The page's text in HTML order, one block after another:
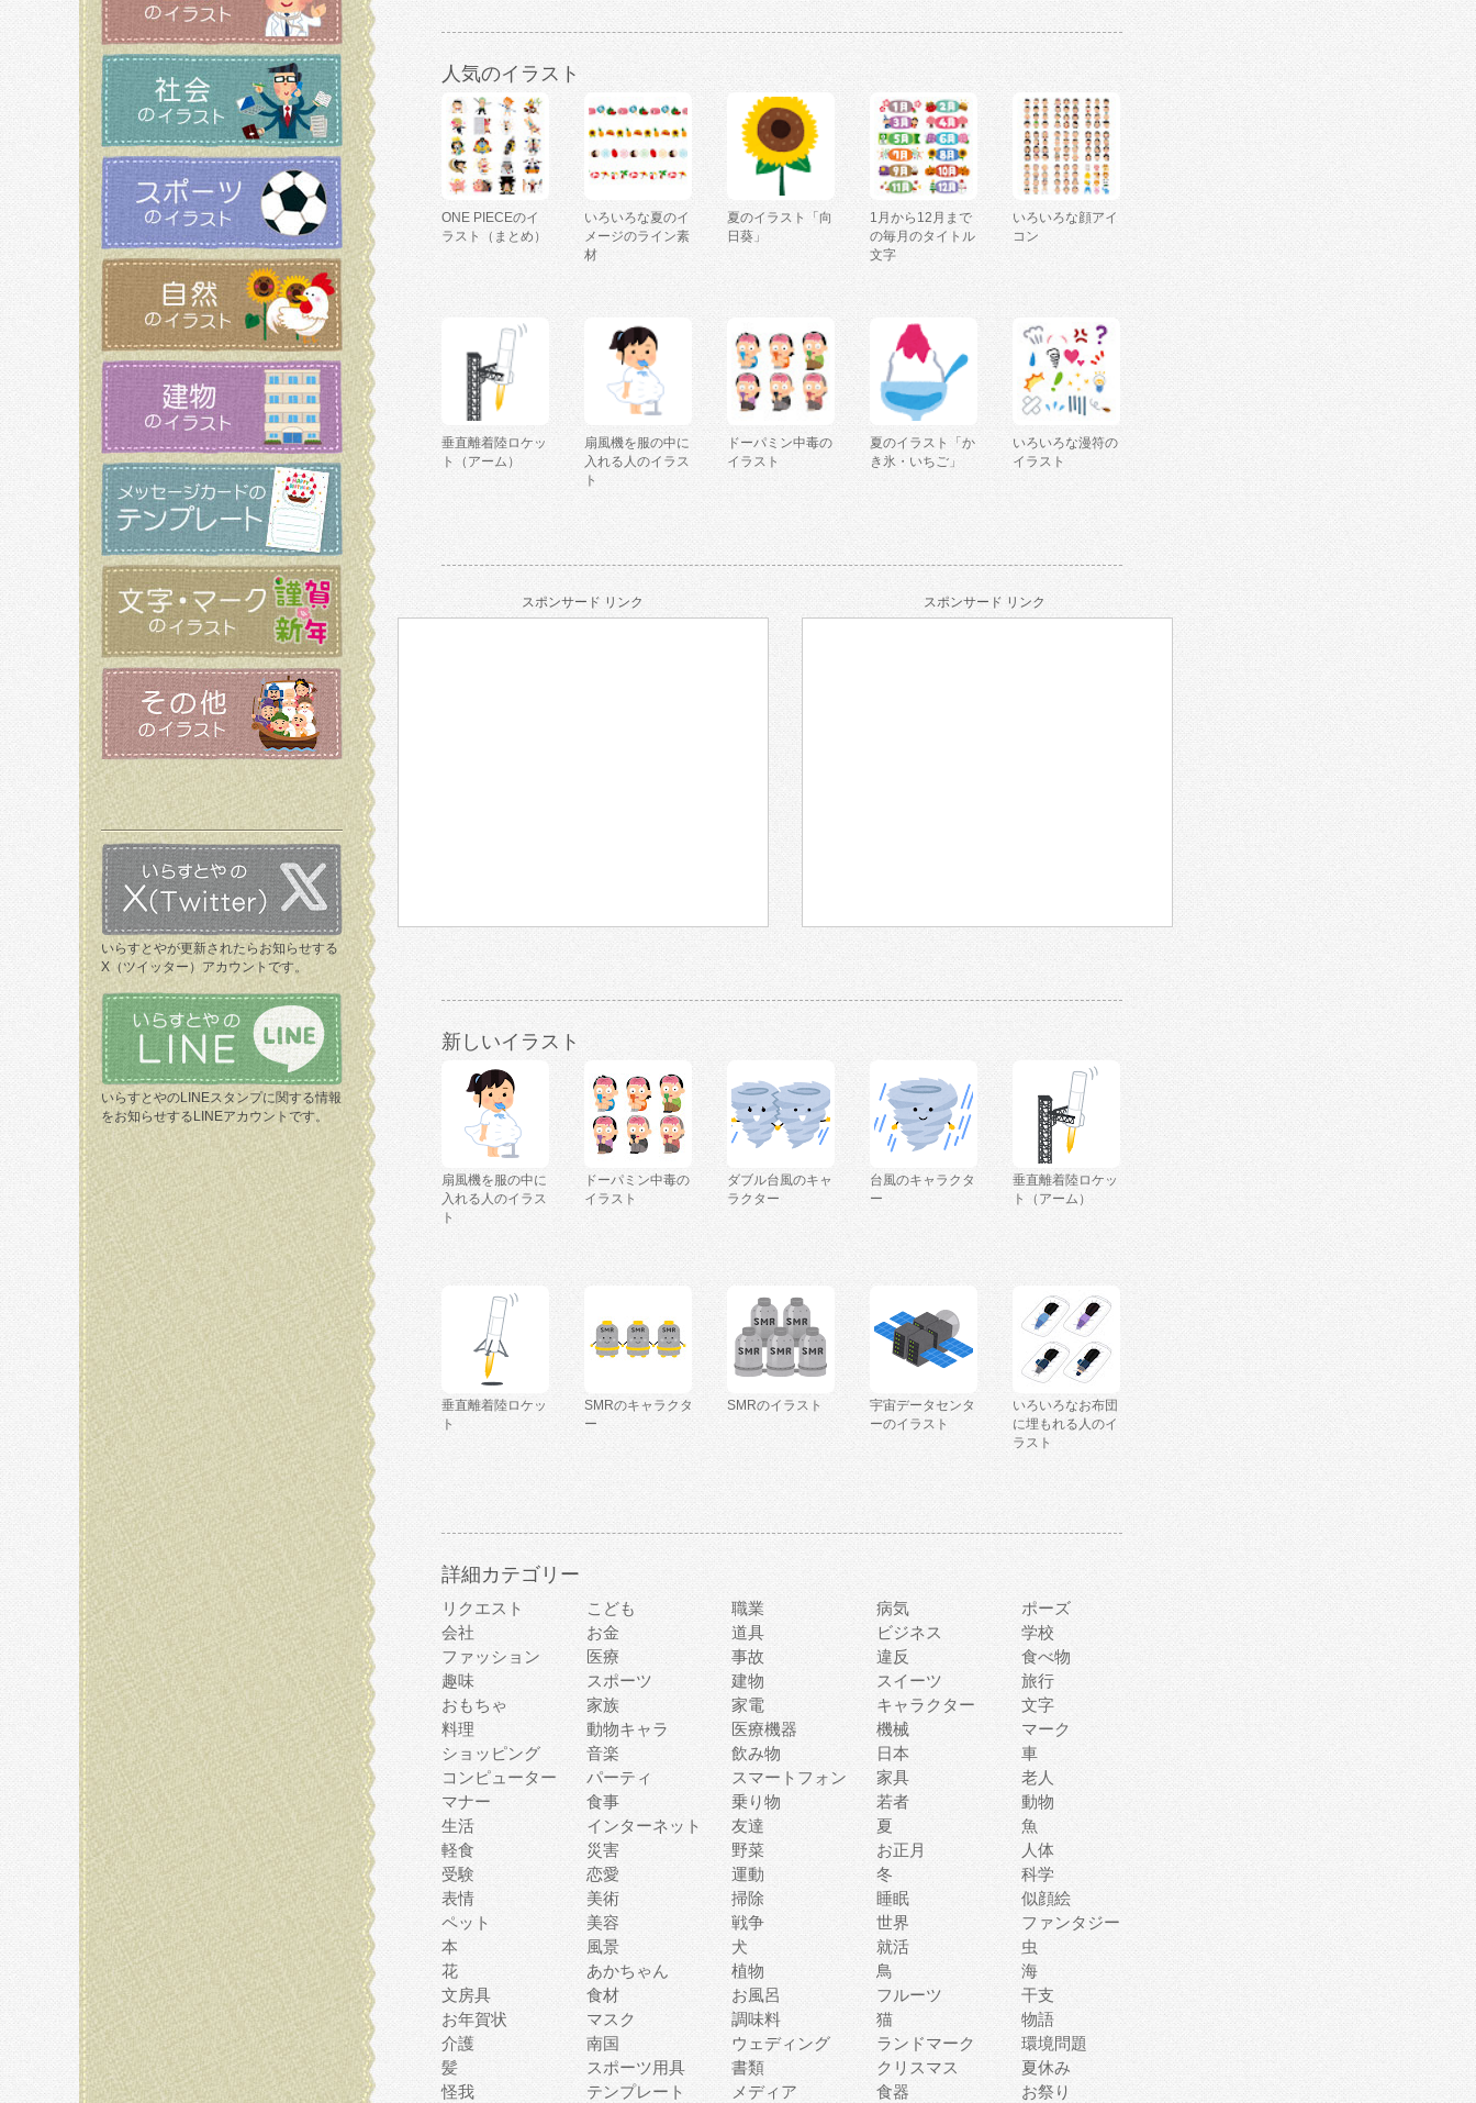
いらすとやが更新されたらお知らせする
X（ツイッター）アカウントです。
いらすとやのLINEスタンプに関する情報
をお知らせするLINEアカウントです。
人気のイラスト
ONE PIECEのイ
ラスト（まとめ）
いろいろな夏のイ
メージのライン素
材
夏のイラスト「向
日葵」
1月から12月まで
の毎月のタイトル
文字
いろいろな顔アイ
コン
垂直離着陸ロケッ
ト（アーム）
扇風機を服の中に
入れる人のイラス
ト
ドーパミン中毒の
イラスト
夏のイラスト「か
き氷・いちご」
いろいろな漫符の
イラスト
スポンサード リンク スポンサード リンク
新しいイラスト
扇風機を服の中に
入れる人のイラス
ト
ドーパミン中毒の
イラスト
ダブル台風のキャ
ラクター
台風のキャラクタ
ー
垂直離着陸ロケッ
ト（アーム）
垂直離着陸ロケッ
ト
SMRのキャラクタ
ー
SMRのイラスト
宇宙データセンタ
ーのイラスト
いろいろなお布団
に埋もれる人のイ
ラスト
詳細カテゴリー
リクエスト こども 職業 病気
ポーズ
会社
お金 道具 ビジネス
学校
ファッション
医療 事故 違反
食べ物
趣味
スポーツ 建物 スイーツ
旅行
おもちゃ
家族 家電 キャラクター
文字
料理
動物キャラ 医療機器 機械
マーク
ショッピング
音楽 飲み物 日本
車
コンピューター
パーティ スマートフォン 家具
老人
マナー
食事 乗り物 若者
動物
生活
インターネット 友達 夏
魚
軽食
災害 野菜 お正月
人体
受験
恋愛 運動 冬
科学
表情
美術 掃除 睡眠
似顔絵
ペット
美容 戦争 世界
ファンタジー
本
風景 犬 就活
虫
花
あかちゃん 植物 鳥
海
文房具
食材 お風呂 フルーツ
干支
お年賀状
マスク 調味料 猫
物語
介護
南国 ウェディング ランドマーク
環境問題
髪
スポーツ用具 書類 クリスマス
夏休み
怪我
テンプレート メディア 食器 お祭り